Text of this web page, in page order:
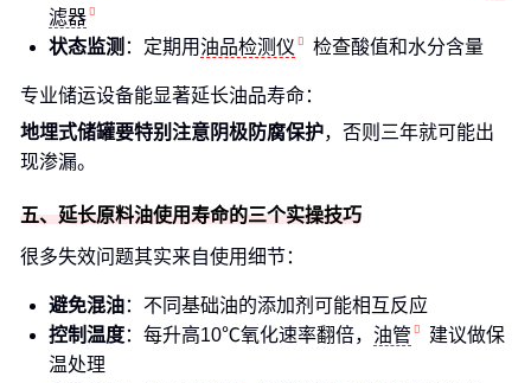
滤器
状态监测 ：定期用 油品检测仪 检查酸值和水分含量
专业储运设备能显著延长油品寿命：
地埋式储罐要特别注意阴极防腐保护，否则三年就可能出
现渗漏。
五、延长原料油使用寿命的三个实操技巧
很多失效问题其实来自使用细节：
避免混油：不同基础油的添加剂可能相互反应
控制温度：每升高10℃氧化速率翻倍， 油管
建议做保
温处理